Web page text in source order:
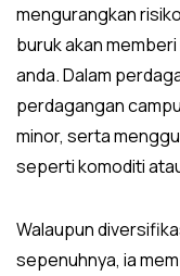
mengurangkan
buruk akan
anda. Dalam
perdagangan
minor, serta
seperti komoditi
Walaupun
sepenuhnya, ia